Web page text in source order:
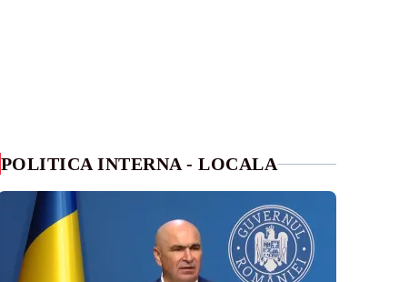
POLITICA INTERNA - LOCALA